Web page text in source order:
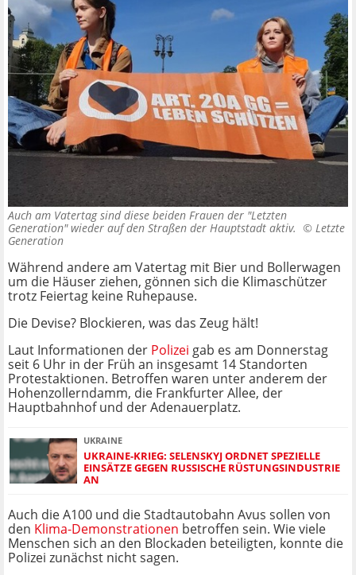
Auch am Vatertag sind diese beiden Frauen der "Letzten
Generation" wieder auf den Straßen der Hauptstadt aktiv. © Letzte
Generation
Während andere am Vatertag mit Bier und Bollerwagen
um die Häuser ziehen, gönnen sich die Klimaschützer
trotz Feiertag keine Ruhepause.
Die Devise? Blockieren, was das Zeug hält!
Laut Informationen der Polizei gab es am Donnerstag
seit 6 Uhr in der Früh an insgesamt 14 Standorten
Protestaktionen. Betroffen waren unter anderem der
Hohenzollerndamm, die Frankfurter Allee, der
Hauptbahnhof und der Adenauerplatz.
UKRAINE
UKRAINE-KRIEG: SELENSKYJ ORDNET SPEZIELLE
EINSÄTZE GEGEN RUSSISCHE RÜSTUNGSINDUSTRIE
AN
Auch die A100 und die Stadtautobahn Avus sollen von
den Klima-Demonstrationen betroffen sein. Wie viele
Menschen sich an den Blockaden beteiligten, konnte die
Polizei zunächst nicht sagen.